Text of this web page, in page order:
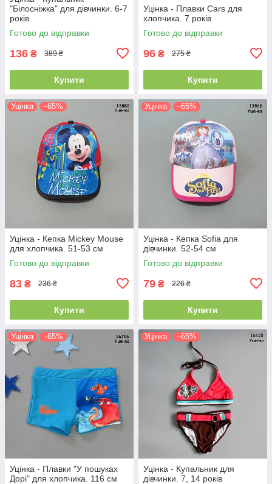
"Білосніжка" для дівчинки. 6-7
років
Готово до відправки
136 ₴ 389 ₴
Купити
Уцінка - Плавки Cars для
хлопчика. 7 років
Готово до відправки
96 ₴ 275 ₴
Купити
Уцінка –65%
Уцінка - Кепка Mickey Mouse
для хлопчика. 51-53 см
Готово до відправки
83 ₴ 236 ₴
Купити
Уцінка –65%
Уцінка - Кепка Sofia для
дівчинки. 52-54 см
Готово до відправки
79 ₴ 226 ₴
Купити
Уцінка –65%
Уцінка - Плавки "У пошуках
Дорі" для хлопчика. 116 см
Уцінка –65%
Уцінка - Купальник для
дівчинки. 7, 14 років